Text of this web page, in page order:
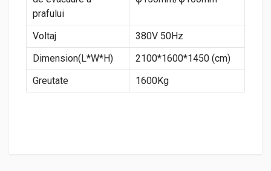
prafului
Voltaj
380V 50Hz
Dimension(L*W*H)
2100*1600*1450 (cm)
Greutate
1600Kg